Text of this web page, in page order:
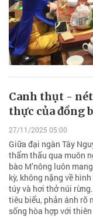
Canh thụt - nét
thực của đồng
27/11/2025 05:00
Giữa đại ngàn Tây
thẩm thấu qua muôn
bào M’nông luôn
kỳ, không nặng về
túy và hơi thở núi
tiêu biểu, phản ánh rõ
sống hòa hợp với